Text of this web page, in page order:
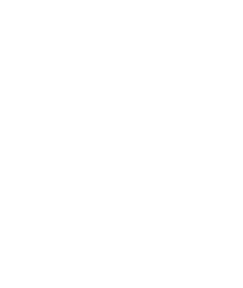
with a suction tube,